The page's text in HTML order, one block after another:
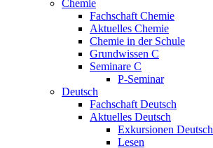
Chemie
Fachschaft Chemie
Aktuelles Chemie
Chemie in der Schule
Grundwissen C
Seminare C
P-Seminar
Deutsch
Fachschaft Deutsch
Aktuelles Deutsch
Exkursionen Deutsch
Lesen